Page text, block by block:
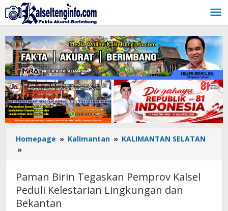
Lewati
ke
konten
Homepage » Kalimantan » KALIMANTAN SELATAN
»
Birin
Pemprov
Kalsel
Peduli
Paman Birin Tegaskan Pemprov Kalsel
Peduli Kelestarian Lingkungan dan
Bekantan